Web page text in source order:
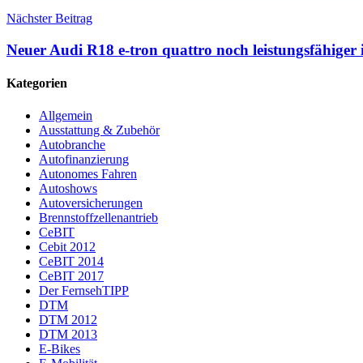
Nächster Beitrag
Neuer Audi R18 e-tron quattro noch leistungsfähiger
Kategorien
Allgemein
Ausstattung & Zubehör
Autobranche
Autofinanzierung
Autonomes Fahren
Autoshows
Autoversicherungen
Brennstoffzellenantrieb
CeBIT
Cebit 2012
CeBIT 2014
CeBIT 2017
Der FernsehTIPP
DTM
DTM 2012
DTM 2013
E-Bikes